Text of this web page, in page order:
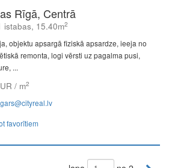
Rīgā, Centrā
istabas, 15.40m2
objektu apsargā fiziskā apsardze, ieeja no
remonta, logi vērsti uz pagalma pusi,
...
/ m2
favorītiem